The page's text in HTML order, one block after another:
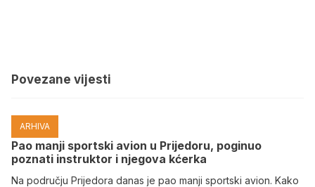
Povezane vijesti
ARHIVA
Pao manji sportski avion u Prijedoru, poginuo
poznati instruktor i njegova kćerka
Na području Prijedora danas je pao manji sportski avion. Kako